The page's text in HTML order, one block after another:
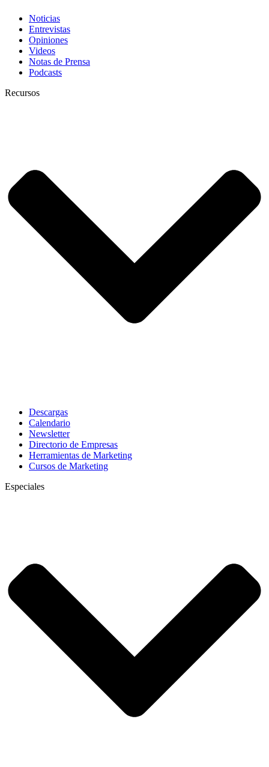
Noticias
Entrevistas
Opiniones
Videos
Notas de Prensa
Podcasts
Recursos
Descargas
Calendario
Newsletter
Directorio de Empresas
Herramientas de Marketing
Cursos de Marketing
Especiales